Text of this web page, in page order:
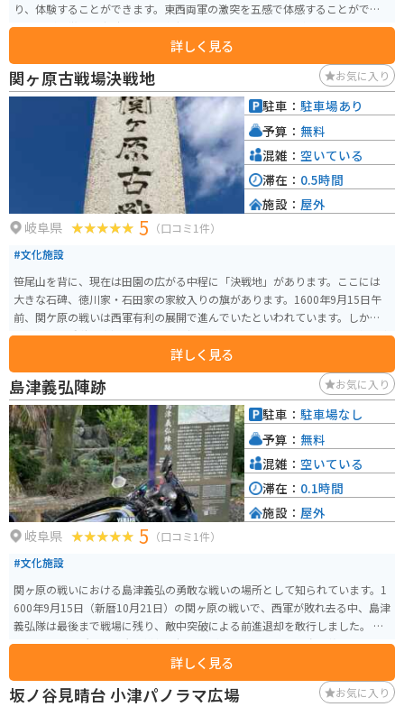
り、体験することができます。東西両軍の激突を五感で体感することができ
る展示が特徴で、当時の戦いの状況をリアルに感じることができます。 CGは
予約優先なので、絶対見たい人は予約していくことをオススメします。開館
時間は9:30から17:00まで（入館は16:30まで）で、毎週月曜日が休館日です
が、祝日の場合は翌日に振替休日となります。戦国時代に興味がある人にと
って特に楽しめるスポットです。
詳しく見る
関ヶ原古戦場決戦地 お気に入り
岐阜県 5 （口コミ1件）
#文化施設
笹尾山を背に、現在は田園の広がる中程に「決戦地」があります。ここには
大きな石碑、徳川家・石田家の家紋入りの旗があります。1600年9月15日午
前、関ケ原の戦いは西軍有利の展開で進んでいたといわれています。しか
し、小早川秀秋の寝返りによって状況は一変します。これによって、一気に東
軍が優勢となり、奮闘むなしく西軍は敗北します。 そしてこの決戦地は、東
軍諸隊が三成の首級を狙って、最大級の激戦が繰り広げられた場所といわれ
ています。この地で激戦が繰り広げられていたのかと思うと、現在はのどか
なこの風景も全く見え方が変わってきます。
詳しく見る
駐車： 駐車場あり
予算： 無料
混雑： 空いている
滞在： 0.5時間
施設： 屋外
島津義弘陣跡 お気に入り
岐阜県 5 （口コミ1件）
#文化施設
関ヶ原の戦いにおける島津義弘の勇敢な戦いの場所として知られています。1
600年9月15日（新暦10月21日）の関ヶ原の戦いで、西軍が敗れ去る中、島津
義弘隊は最後まで戦場に残り、敵中突破による前進退却を敢行しました。 こ
の歴史的な場所は、多大な犠牲を払いながらも勇敢に戦った島津義弘とその
部隊の記憶を今に伝えています。日本の歴史の一端を感じ取ることができ、特
に歴史好きの人にはオススメの観光地となっています。
詳しく見る
駐車： 駐車場なし
予算： 無料
混雑： 空いている
滞在： 0.1時間
施設： 屋外
坂ノ谷見晴台 小津パノラマ広場 お気に入り